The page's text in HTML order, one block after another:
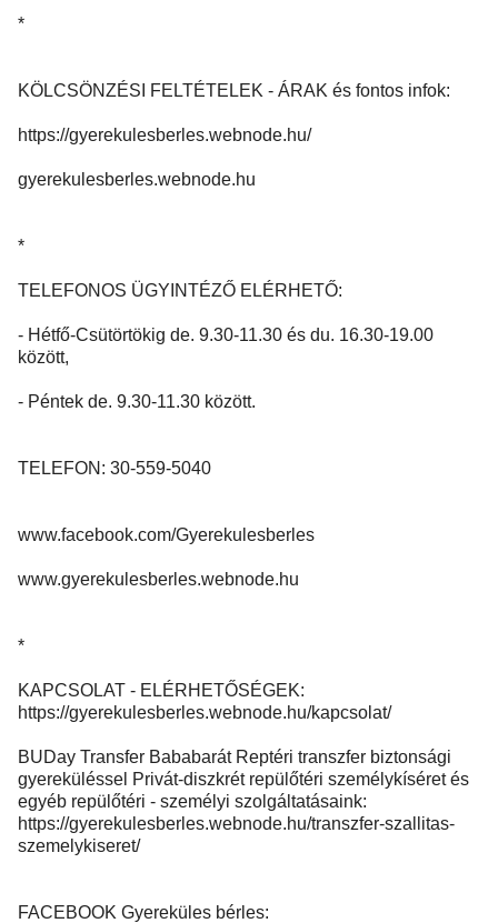
*
KÖLCSÖNZÉSI FELTÉTELEK - ÁRAK és fontos infok:
https://gyerekulesberles.webnode.hu/
gyerekulesberles.webnode.hu
*
TELEFONOS ÜGYINTÉZŐ ELÉRHETŐ:
- Hétfő-Csütörtökig de. 9.30-11.30 és du. 16.30-19.00
között,
- Péntek de. 9.30-11.30 között.
TELEFON: 30-559-5040
www.facebook.com/Gyerekulesberles
www.gyerekulesberles.webnode.hu
*
KAPCSOLAT - ELÉRHETŐSÉGEK:
https://gyerekulesberles.webnode.hu/kapcsolat/
BUDay Transfer Bababarát Reptéri transzfer biztonsági
gyereküléssel Privát-diszkrét repülőtéri személykíséret és
egyéb repülőtéri - személyi szolgáltatásaink:
https://gyerekulesberles.webnode.hu/transzfer-szallitas-
szemelykiseret/
FACEBOOK Gyereküles bérles: